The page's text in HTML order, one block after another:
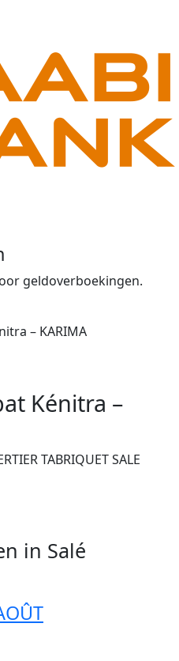
geldoverboekingen.
– KARIMA
Kénitra –
TABRIQUET SALE
in Salé